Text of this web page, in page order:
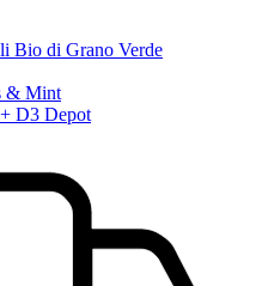
Bio di Grano Verde
& Mint
D3 Depot